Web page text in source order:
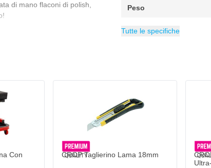
di mano flaconi di polish,
di auto o per un
per la lucidatura e il
Peso
Categoria
Tutte le specifiche
Con
CROP Taglierino Lama 18mm